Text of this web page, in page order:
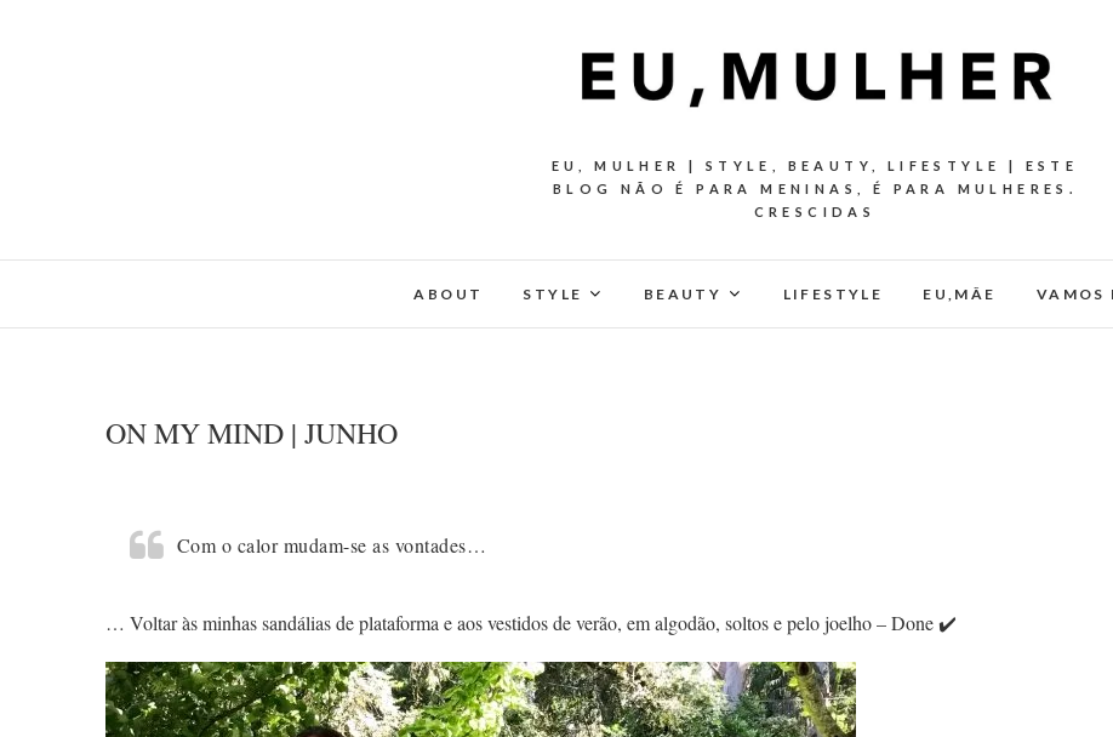
EU, MULHER | STYLE, BEAUTY, LIFESTYLE | ESTE
BLOG NÃO É PARA MENINAS, É PARA MULHERES.
CRESCIDAS
ABOUT STYLE BEAUTY LIFESTYLE EU,MÂE VAMOS
ON MY MIND | JUNHO
Com o calor mudam-se as vontades…
… Voltar às minhas sandálias de plataforma e aos vestidos de verão, em algodão, soltos e pelo joelho – Done ✔️